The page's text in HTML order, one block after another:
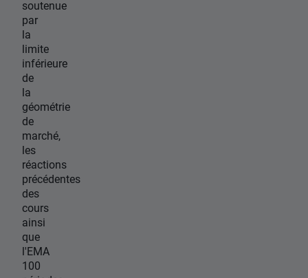
soutenue
par
la
limite
inférieure
de
la
géométrie
de
marché,
les
réactions
précédentes
des
cours
ainsi
que
l'EMA
100